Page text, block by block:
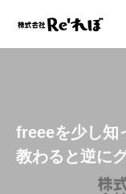
お客様の声
freeeを少し知
教わると逆に